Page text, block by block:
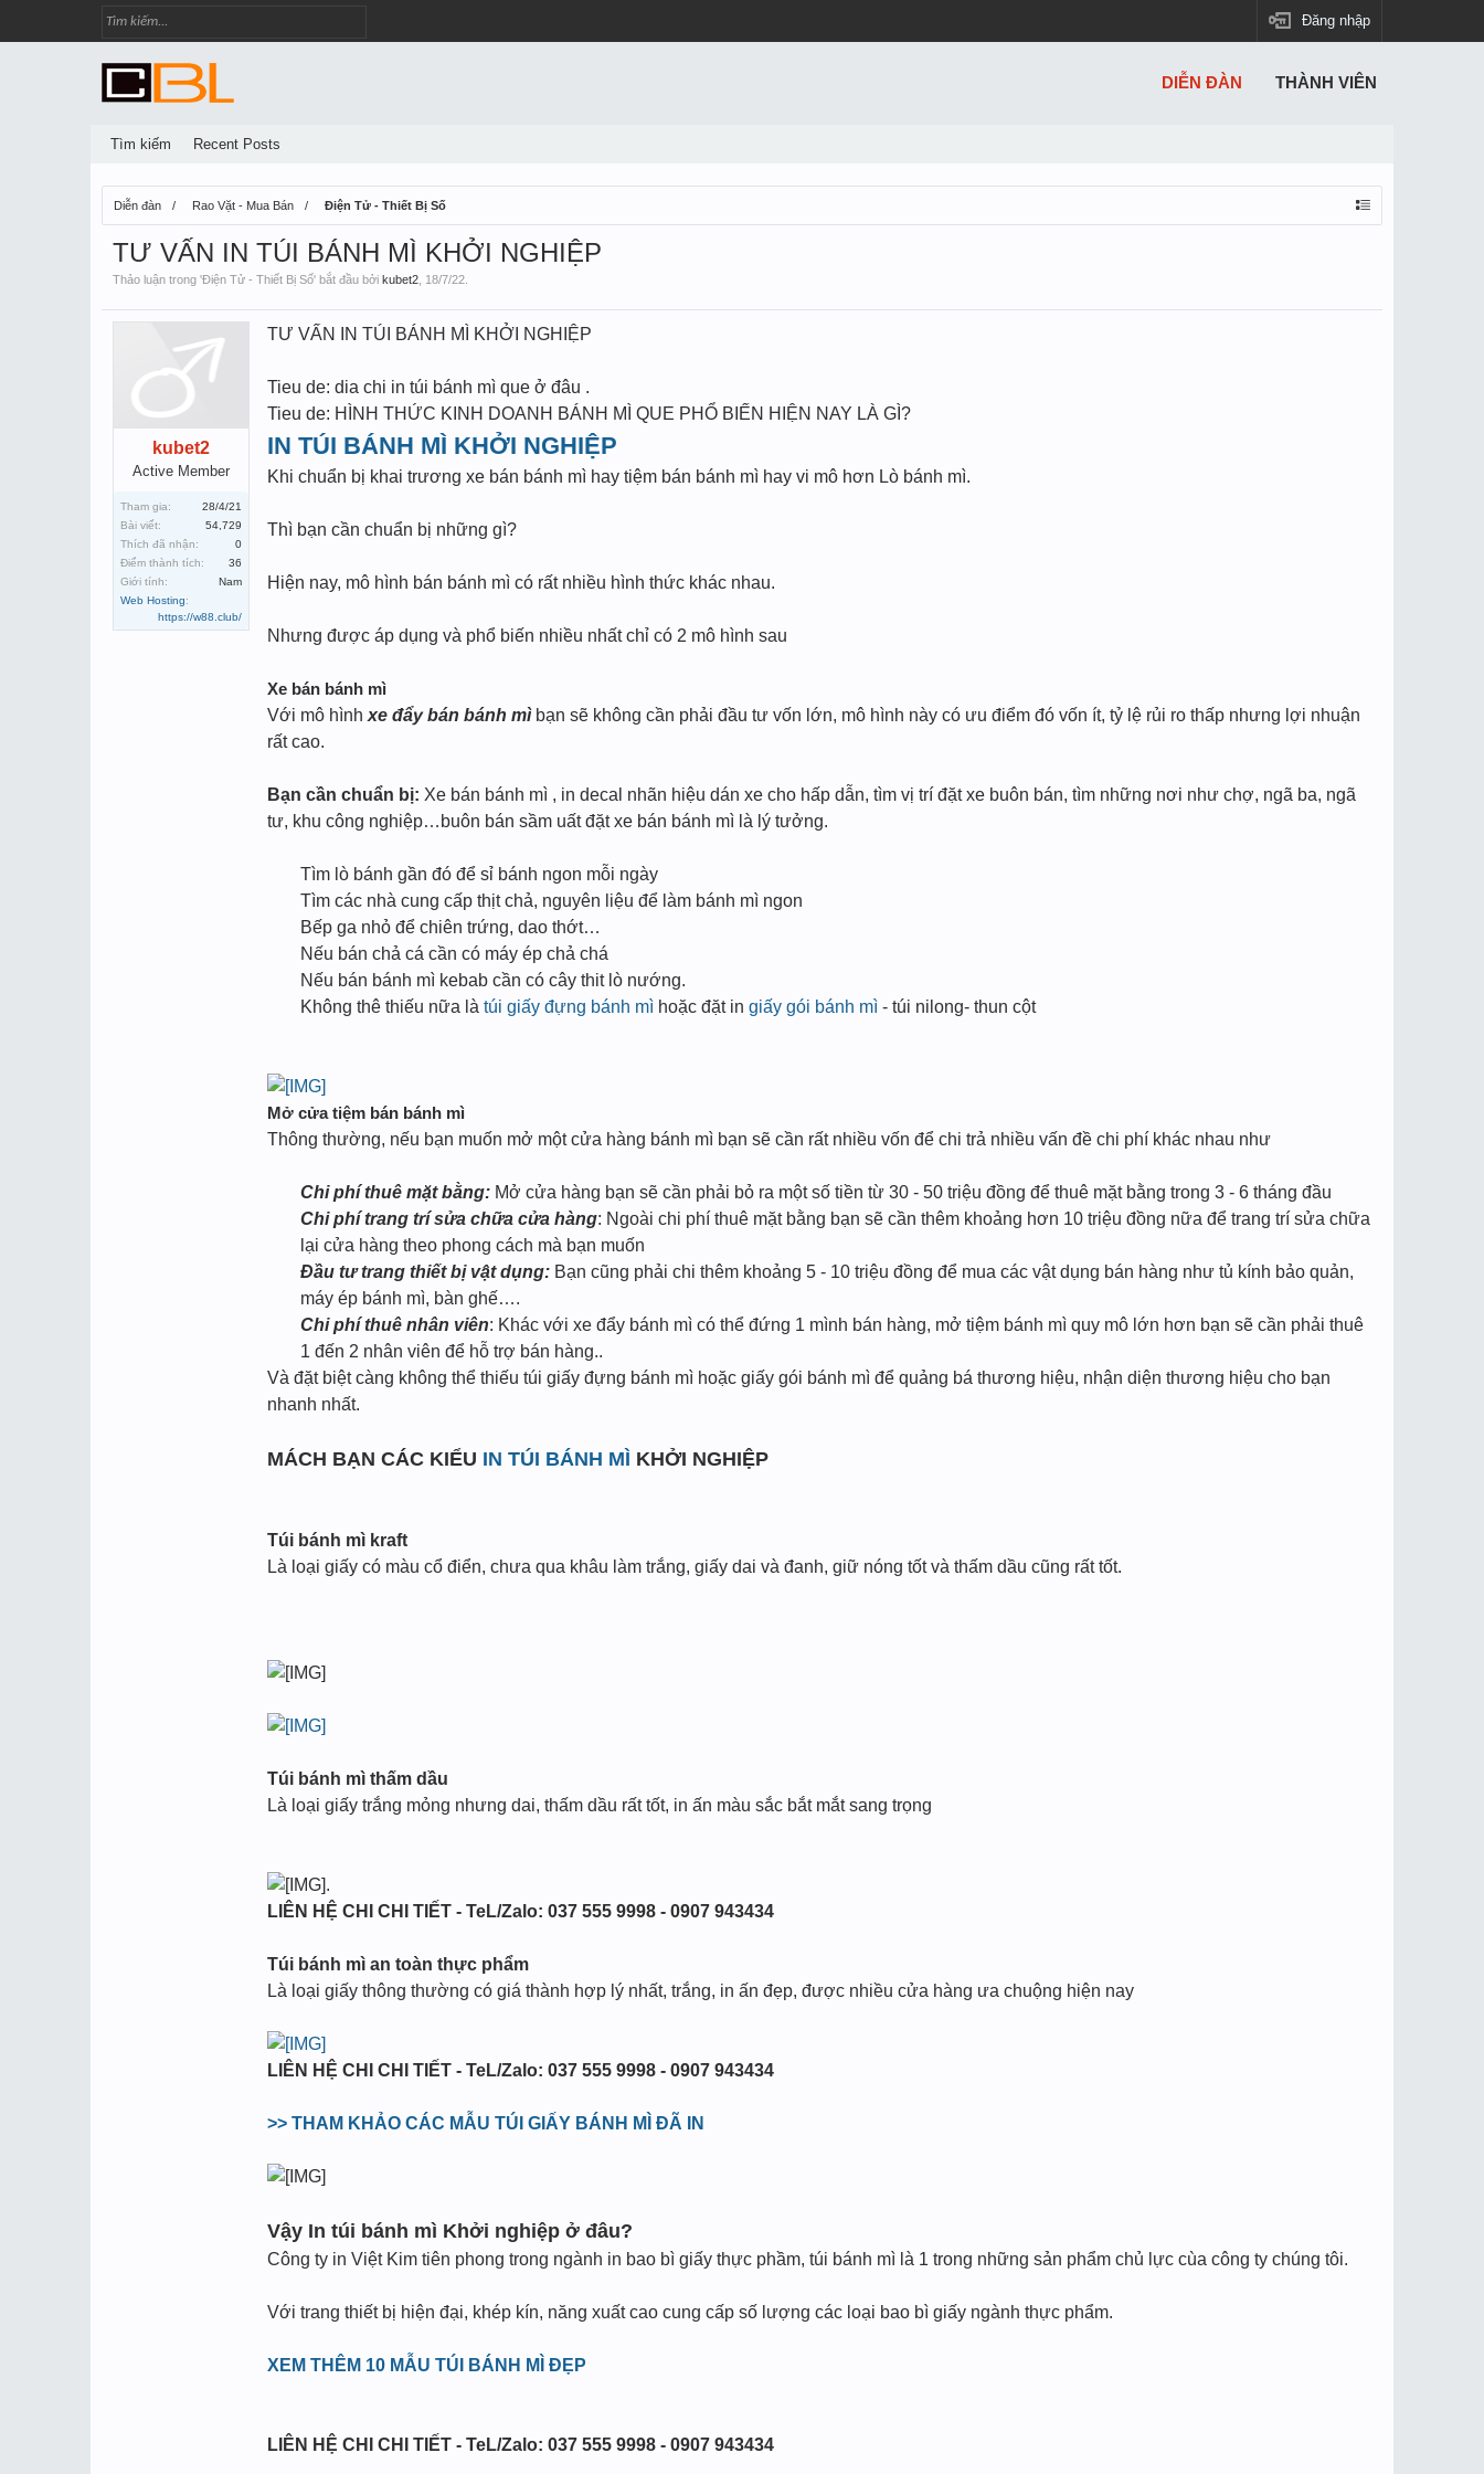
Đăng nhập
Diễn đàn Rao Vặt - Mua Bán Điện Tử - Thiết Bị Số
TƯ VẤN IN TÚI BÁNH MÌ KHỞI NGHIỆP
Thảo luận trong 'Điện Tử - Thiết Bị Số' bắt đầu bởi kubet2 18/7/22
kubet2
Active Member
Tham gia:
28/4/21
Bài viết:
54,729
Thích đã nhận:
0
Điểm thành tích:
36
Giới tính:
Nam
Web Hosting:
https://w88.club/
TƯ VẤN IN TÚI BÁNH MÌ KHỞI NGHIỆP
Tieu de: dia chi in túi bánh mì que ở đâu .
Tieu de: HÌNH THỨC KINH DOANH BÁNH MÌ QUE PHỔ BIẾN HIỆN NAY LÀ GÌ?
IN TÚI BÁNH MÌ KHỞI NGHIỆP
Khi chuẩn bị khai trương xe bán bánh mì hay tiệm bán bánh mì hay vi mô hơn Lò bánh mì.
Thì bạn cần chuẩn bị những gì?
Hiện nay, mô hình bán bánh mì có rất nhiều hình thức khác nhau.
Nhưng được áp dụng và phổ biến nhiều nhất chỉ có 2 mô hình sau
Xe bán bánh mì
Với mô hình xe đẩy bán bánh mìbạn sẽ không cần phải đầu tư vốn lớn, mô hình này có ưu điểm đó vốn ít, tỷ lệ rủi ro thấp nhưng lợi nhuận
rất cao.
Bạn cần chuẩn bị: Xe bán bánh mì , in decal nhãn hiệu dán xe cho hấp dẫn, tìm vị trí đặt xe buôn bán, tìm những nơi như chợ, ngã ba, ngã
tư, khu công nghiệp…buôn bán sầm uất đặt xe bán bánh mì là lý tưởng.
Tìm lò bánh gần đó để sỉ bánh ngon mỗi ngày
Tìm các nhà cung cấp thịt chả, nguyên liệu để làm bánh mì ngon
Bếp ga nhỏ để chiên trứng, dao thớt…
Nếu bán chả cá cần có máy ép chả chá
Nếu bán bánh mì kebab cần có cây thit lò nướng.
Không thê thiếu nữa là túi giấy đựng bánh mì hoặc đặt in giấy gói bánh mì - túi nilong- thun cột​
Mở cửa tiệm bán bánh mì
Thông thường, nếu bạn muốn mở một cửa hàng bánh mì bạn sẽ cần rất nhiều vốn để chi trả nhiều vấn đề chi phí khác nhau như
Chi phí thuê mặt bằng: Mở cửa hàng bạn sẽ cần phải bỏ ra một số tiền từ 30 - 50 triệu đồng để thuê mặt bằng trong 3 - 6 tháng đầu
Chi phí trang trí sửa chữa cửa hàng: Ngoài chi phí thuê mặt bằng bạn sẽ cần thêm khoảng hơn 10 triệu đồng nữa để trang trí sửa chữa
lại cửa hàng theo phong cách mà bạn muốn
Đầu tư trang thiết bị vật dụng: Bạn cũng phải chi thêm khoảng 5 - 10 triệu đồng để mua các vật dụng bán hàng như tủ kính bảo quản,
máy ép bánh mì, bàn ghế….
Chi phí thuê nhân viên: Khác với xe đẩy bánh mì có thể đứng 1 mình bán hàng, mở tiệm bánh mì quy mô lớn hơn bạn sẽ cần phải thuê
1 đến 2 nhân viên để hỗ trợ bán hàng..​
Và đặt biệt càng không thể thiếu túi giấy đựng bánh mì hoặc giấy gói bánh mì để quảng bá thương hiệu, nhận diện thương hiệu cho bạn
nhanh nhất.
MÁCH BẠN CÁC KIỂU IN TÚI BÁNH MÌ KHỞI NGHIỆP
Túi bánh mì kraft
Là loại giấy có màu cổ điển, chưa qua khâu làm trắng, giấy dai và đanh, giữ nóng tốt và thấm dầu cũng rất tốt.
Túi bánh mì thấm dầu
Là loại giấy trắng mỏng nhưng dai, thấm dầu rất tốt, in ấn màu sắc bắt mắt sang trọng
.
LIÊN HỆ CHI CHI TIẾT - TeL/Zalo: 037 555 9998 - 0907 943434
Túi bánh mì an toàn thực phẩm
Là loại giấy thông thường có giá thành hợp lý nhất, trắng, in ấn đẹp, được nhiều cửa hàng ưa chuộng hiện nay
LIÊN HỆ CHI CHI TIẾT - TeL/Zalo: 037 555 9998 - 0907 943434
>> THAM KHẢO CÁC MẪU TÚI GIẤY BÁNH MÌ ĐÃ IN
Vậy In túi bánh mì Khởi nghiệp ở đâu?
Công ty in Việt Kim tiên phong trong ngành in bao bì giấy thực phầm, túi bánh mì là 1 trong những sản phẩm chủ lực cùa công ty chúng tôi.
Với trang thiết bị hiện đại, khép kín, năng xuất cao cung cấp số lượng các loại bao bì giấy ngành thực phẩm.
XEM THÊM 10 MẪU TÚI BÁNH MÌ ĐẸP
LIÊN HỆ CHI CHI TIẾT - TeL/Zalo: 037 555 9998 - 0907 943434
DIỄN ĐÀN
Tìm kiếm Recent Posts
THÀNH VIÊN